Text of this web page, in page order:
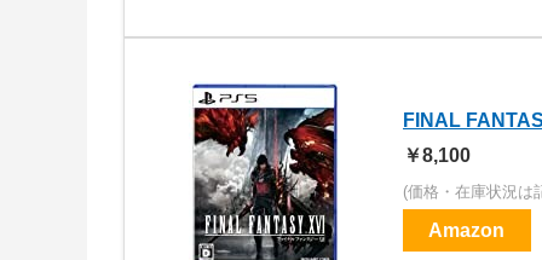
FINAL
￥8,100
(価格・在庫状況は
Amazon